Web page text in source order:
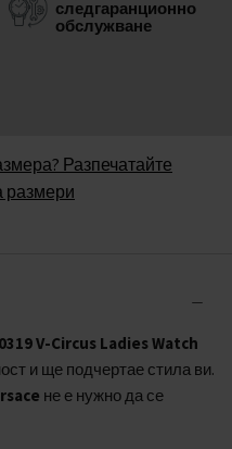
следгаранционно
обслужване
Разпечатайте
размери
V-Circus Ladies Watch
и ще подчертае стила ви.
не е нужно да се